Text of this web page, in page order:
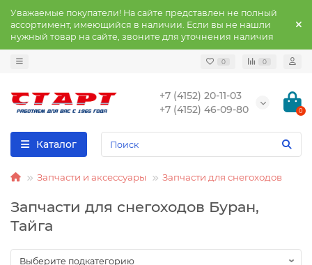
Уважаемые покупатели! На сайте представлен не полный
ассортимент, имеющийся в наличии. Если вы не нашли
нужный товар на сайте, звоните для уточнения наличия
0 0
+7 (4152) 20-11-03
+7 (4152) 46-09-80
0
Каталог
Запчасти и аксессуары Запчасти для снегоходов
Запчасти для снегоходов Буран,
Тайга